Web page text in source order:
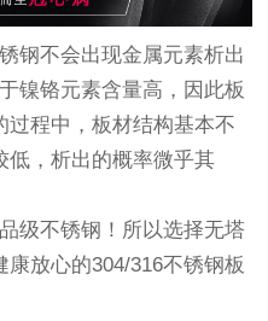
钢不会出现金属元素析出
镍铬元素含量高，因此板
过程中，板材结构基本不
低，析出的概率微乎其
级不锈钢！所以选择无塔
放心的304/316不锈钢板